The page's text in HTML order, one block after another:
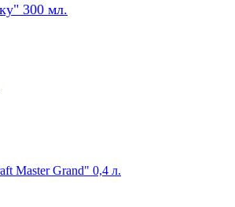
300 мл.